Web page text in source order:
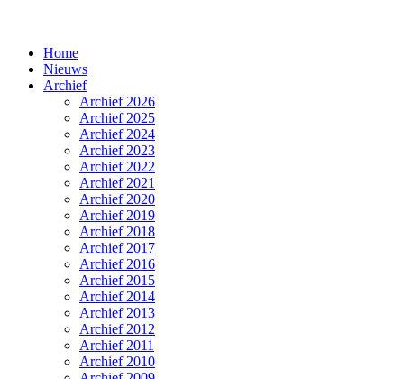
Home
Nieuws
Archief
Archief 2026
Archief 2025
Archief 2024
Archief 2023
Archief 2022
Archief 2021
Archief 2020
Archief 2019
Archief 2018
Archief 2017
Archief 2016
Archief 2015
Archief 2014
Archief 2013
Archief 2012
Archief 2011
Archief 2010